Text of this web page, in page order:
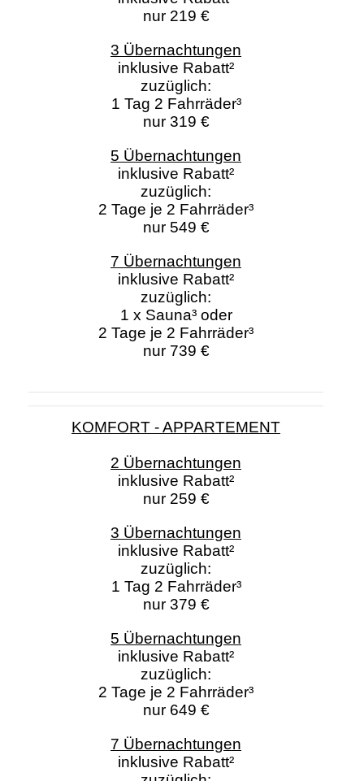
nur 219 €
3 Übernachtungen
inklusive Rabatt²
zuzüglich:
1 Tag 2 Fahrräder³
nur 319 €
5 Übernachtungen
inklusive Rabatt²
zuzüglich:
2 Tage je 2 Fahrräder³
nur 549 €
7 Übernachtungen
inklusive Rabatt²
zuzüglich:
1 x Sauna³ oder
2 Tage je 2 Fahrräder³
nur 739 €
KOMFORT - APPARTEMENT
2 Übernachtungen
inklusive Rabatt²
nur 259 €
3 Übernachtungen
inklusive Rabatt²
zuzüglich:
1 Tag 2 Fahrräder³
nur 379 €
5 Übernachtungen
inklusive Rabatt²
zuzüglich:
2 Tage je 2 Fahrräder³
nur 649 €
7 Übernachtungen
inklusive Rabatt²